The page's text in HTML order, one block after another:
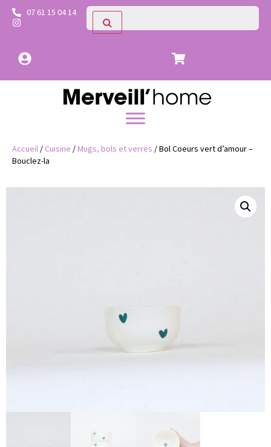
07 61 15 04 14
Accueil / Cuisine /Mugs, bols et verres / Bol Coeurs vert d’amour –
Bouclez-la